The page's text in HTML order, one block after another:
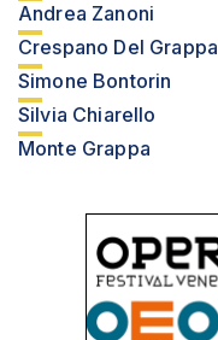
Andrea Zanoni
Crespano Del Grappa
Simone Bontorin
Silvia Chiarello
Monte Grappa